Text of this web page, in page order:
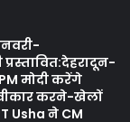
मोदी करेंगे
करने-खेलों
Usha ने CM